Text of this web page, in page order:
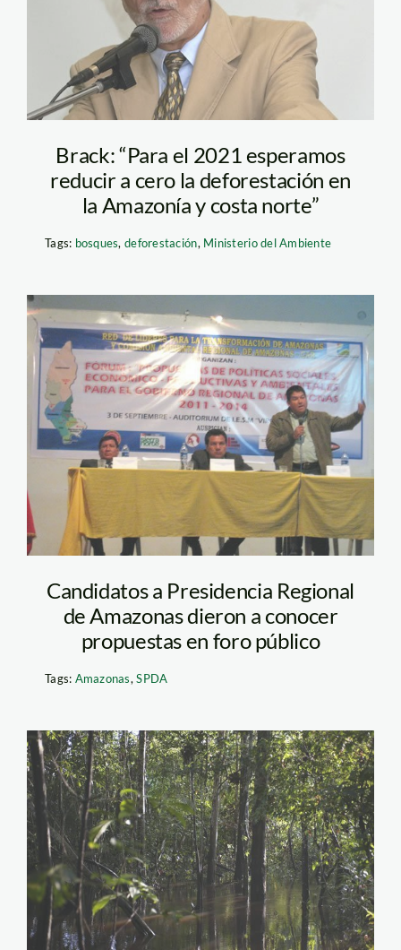
Brack: “Para el 2021 esperamos
reducir a cero la deforestación en
la Amazonía y costa norte”
Tags: bosques,deforestación, Ministerio del Ambiente
Candidatos a Presidencia Regional
de Amazonas dieron a conocer
propuestas en foro público
Tags: Amazonas,SPDA
bosque_tm